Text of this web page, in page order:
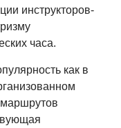
инструкторов-
часа.
как в